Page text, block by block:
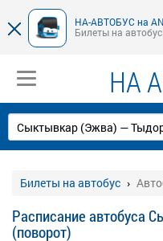
НА-АВТОБУС на
Билеты на
НА
Билеты на автобус
Расписание автобуса
(поворот)